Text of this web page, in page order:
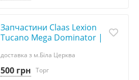
Запчастини Claas Lexion
Tucano Mega Dominator |
500 грн Торг
доставка з м.Біла Церква